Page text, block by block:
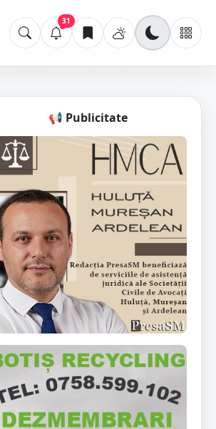
31
📢 Publicitate